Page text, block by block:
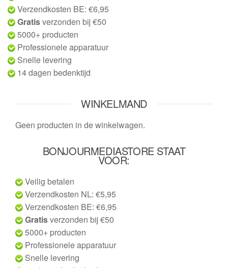
Verzendkosten BE: €6,95
Gratisverzonden bij €50
5000+ producten
Professionele apparatuur
Snelle levering
14 dagen bedenktijd
WINKELMAND
Geen producten in de winkelwagen.
BONJOURMEDIASTORE STAAT
VOOR:
Veilig betalen
Verzendkosten NL: €5,95
Verzendkosten BE: €6,95
Gratisverzonden bij €50
5000+ producten
Professionele apparatuur
Snelle levering